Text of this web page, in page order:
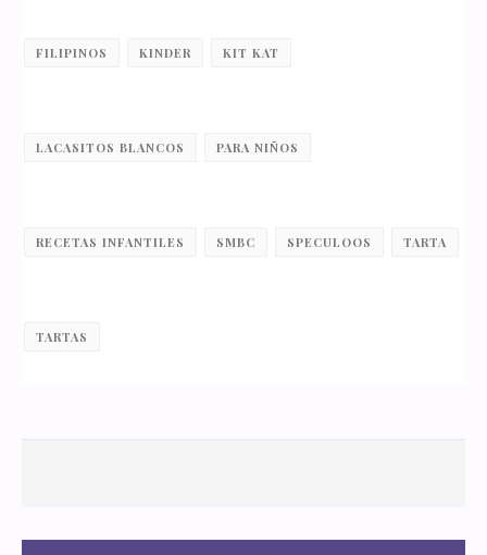
FILIPINOS KINDER KIT KAT
LACASITOS BLANCOS PARA NIÑOS
RECETAS INFANTILES SMBC SPECULOOS TARTA
TARTAS